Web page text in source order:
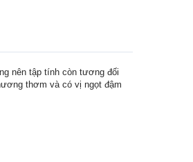
nên tập tính còn tương đối
thơm và có vị ngọt đậm